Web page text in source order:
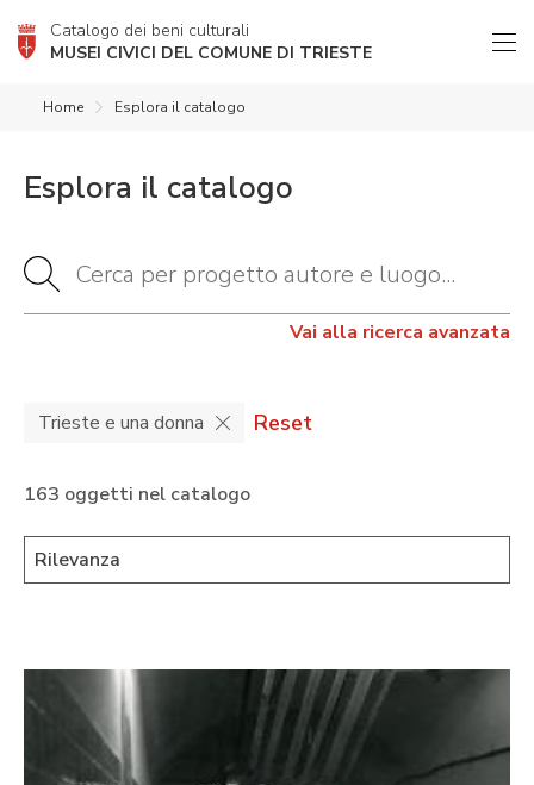
Catalogo dei beni culturali
MUSEI CIVICI DEL COMUNE DI TRIESTE
Home Esplora il catalogo
Esplora il catalogo
Vai alla ricerca avanzata
Trieste e una donna Reset
163 oggetti nel catalogo